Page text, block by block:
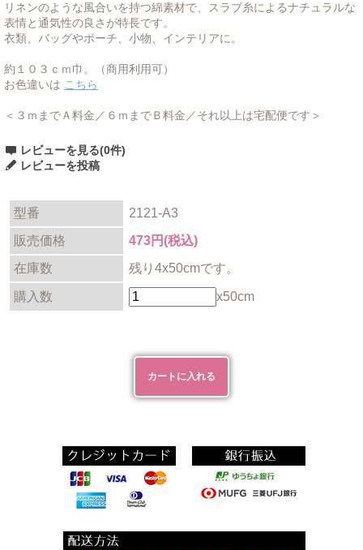
リネンのような風合いを持つ綿素材で、スラブ糸によるナチュラルな
表情と通気性の良さが特長です。
衣類、バッグやポーチ、小物、インテリアに。
約１０３ｃｍ巾。（商用利用可）
お色違いは こちら
＜３ｍまでＡ料金／６ｍまでＢ料金／それ以上は宅配便です＞
レビューを見る(0件)
レビューを投稿
型番
2121-A3
販売価格
473円(税込)
在庫数
残り4x50cmです。
購入数 x50cm